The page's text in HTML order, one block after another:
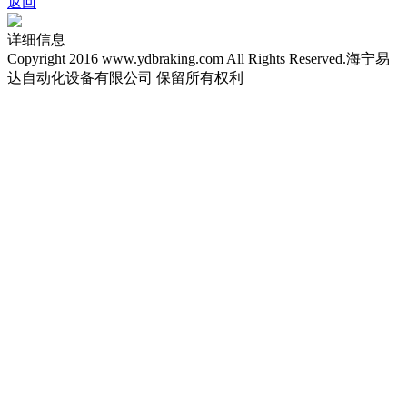
详细信息
Copyright 2016 www.ydbraking.com All Rights Reserved.海宁易
达自动化设备有限公司 保留所有权利